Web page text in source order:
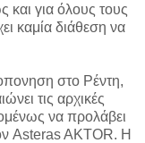
και για όλους τους
καμία διάθεση να
στο Ρέντη,
τις αρχικές
να προλάβει
Asteras AKTOR. Η